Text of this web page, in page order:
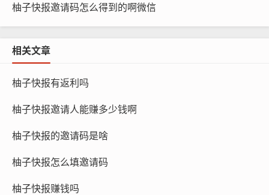
柚子快报邀请码怎么得到的啊微信
相关文章
柚子快报有返利吗
柚子快报邀请人能赚多少钱啊
柚子快报的邀请码是啥
柚子快报怎么填邀请码
柚子快报赚钱吗